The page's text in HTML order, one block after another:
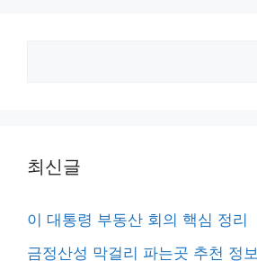
최신글
이 대통령 부동산 회의 핵심 정리
금정산성 막걸리 파는곳 추천 정보